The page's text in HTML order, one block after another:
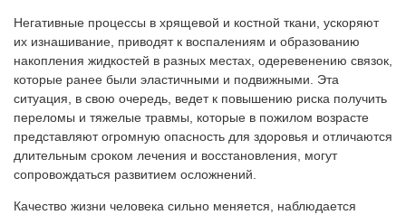
Негативные процессы в хрящевой и костной ткани, ускоряют
их изнашивание, приводят к воспалениям и образованию
накопления жидкостей в разных местах, одеревенению связок,
которые ранее были эластичными и подвижными. Эта
ситуация, в свою очередь, ведет к повышению риска получить
переломы и тяжелые травмы, которые в пожилом возрасте
представляют огромную опасность для здоровья и отличаются
длительным сроком лечения и восстановления, могут
сопровождаться развитием осложнений.
Качество жизни человека сильно меняется, наблюдается